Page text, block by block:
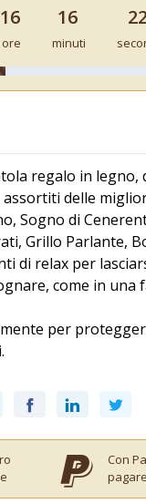
16
ore
16
minuti
regalo in legno,
delle
Sogno di
Grillo Parlante,
di relax per
come in una
per
Con